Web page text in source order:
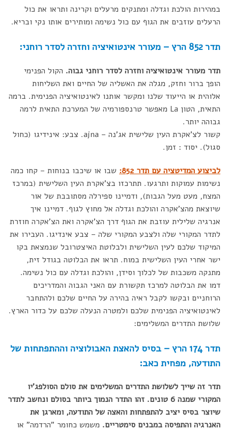
במהירות הולכת וגדלה ומתנקים מרעלים וקרינה ותראו את כול
הרעלים עוזבים את הגוף עם כול נשימה ומותירים אותו נקי ובריא.
תדר 852 הרץ – מעורר אינטואיציה וחזרה לסדר רוחני:
תדר מעורר אינטואיציה וחזרה לסדר רוחני גבוה. הקול הפנימי
הופך ברור וחזק, מגלה את האשליה של החיים ואת השליחות
אלוהית או הייעוד שלנו ומקשר אותנו לאינטואיציה הפנימית. ברמה
התאית, הטון La מאפשר טרנספורמיה של המערכת התאית לרמה
גבוהה יותר.
קשור לצ'אקרת העין שלישית אג'נה – ajna. צבע: אינידיגו (כחול
סגול). יסוד : זמן.
לביצוע המדיטציה עם תדר 852:
שבו או שיכבו בנוחות – קחו כמה
נשימות עמוקות ותרגעו. תתרכזו בצ'אקרת העין השלישית (במרכז
המצח, מעט מעל הגבות), ודמיינו ספירלה מסתובבת של אור
שיוצאת מהצ'אקרה והולכת וגדלה אל מחוץ לגוף. דמיינו איך
אנרגיה שלילית עוזבת את הגוף דרך הצ'אקרה ואת הצ'אקרה חוזרת
לתדר המקורי שלה ולצבע המקורי שלה – צבע אינדיגו. העבירו את
המיקוד שלכם לעין השלישית ולבלוטת האיצטרובל שנמצאת בקו
ישר אחרי העין השלישית במוח. תראו את הבלוטה בגודל זית,
מתנקה משכבות של לכלוך וסידן, והולכת וגדלה עם כול נשימה.
דמו את הבלוטה למרכז תקשורת עם האני הגבוה והמדריכים
הרוחניים ובקשו לקבל ראיה בהירה על החיים שלכם ולהתחבר
לאינטואיציה הפנימית שלכם ולמטרה הנעלה שלכם על כדור הארץ.
שלושת התדרים המשלימים:
תדר 174 הרץ – בסיס להאצת האבולוציה וההתפתחות של
התודעה, מפחית כאב:
תדר זה שייך לשלושת התדרים המשלימים את סולם הסולפג'יו
המקורי שמנה 6 טונים. זהו התדר הנמוך ביותר בסולם ונחשב לתדר
שיוצר בסיס יציב להתפתחות והאצה של התודעה, ומארגן את
האנרגיה והתפיסה במבנים סימטריים. משמש כחומר "הרדמה" או